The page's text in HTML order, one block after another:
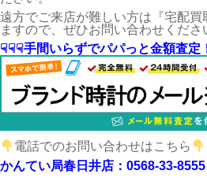
遠方でご来店が難しい方は『宅配買
ますので、ぜひお問い合わせくださ
☟☟☟手間いらずでパパっと金額査定
電話でのお問い合わせはこちら
かんてい局春日井店：0568-33-8555